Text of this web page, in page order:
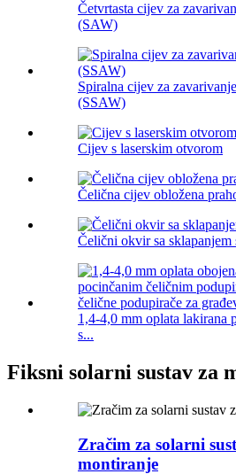
Četvrtasta cijev za
(SAW)
Spiralna cijev za
(SSAW)
Cijev s laserskim otvorom
Čelična cijev obložena
Čelični okvir sa sklapanjem
1,4-4,0 mm oplata lakirana
s...
Fiksni solarni sustav za
Zračim za solarni
montiranje